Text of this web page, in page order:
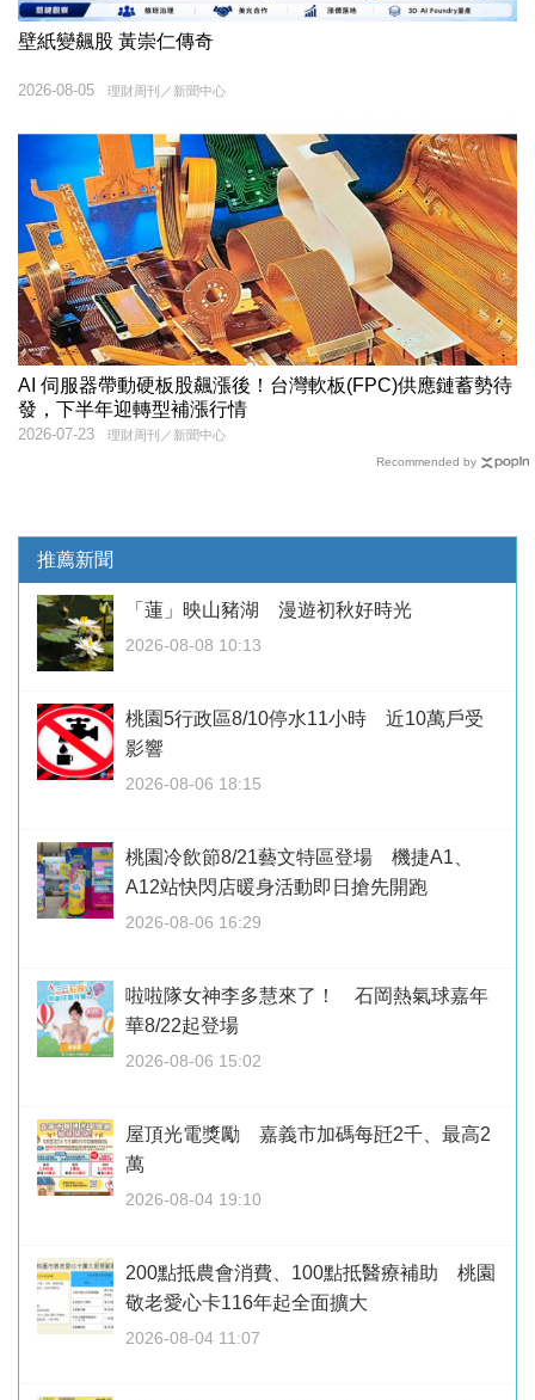
壁紙變飆股 黃崇仁傳奇
理財周刊／新聞中心
2026-08-05
AI 伺服器帶動硬板股飆漲後！台灣軟板(FPC)供應鏈蓄勢待
發，下半年迎轉型補漲行情
理財周刊／新聞中心
2026-07-23
Recommended by
推薦新聞
「蓮」映山豬湖 漫遊初秋好時光
2026-08-08 10:13
桃園5行政區8/10停水11小時 近10萬戶受
影響
2026-08-06 18:15
桃園冷飲節8/21藝文特區登場 機捷A1、
A12站快閃店暖身活動即日搶先開跑
2026-08-06 16:29
啦啦隊女神李多慧來了！ 石岡熱氣球嘉年
華8/22起登場
2026-08-06 15:02
屋頂光電獎勵 嘉義市加碼每瓩2千、最高2
萬
2026-08-04 19:10
200點抵農會消費、100點抵醫療補助 桃園
敬老愛心卡116年起全面擴大
2026-08-04 11:07